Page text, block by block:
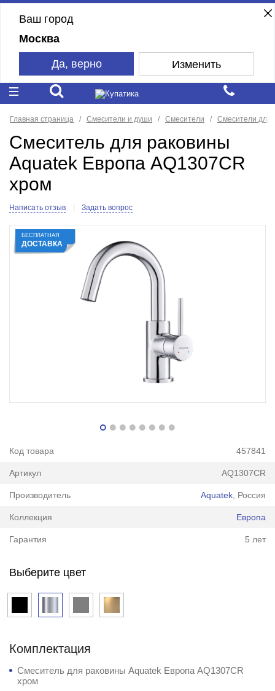
Ваш город
Москва
Да, верно Изменить
Главная страница Смесители и души Смесители Смесители для
Смеситель для раковины
Aquatek Европа AQ1307CR
хром
Написать отзыв Задать вопрос
БЕСПЛАТНАЯ
ДОСТАВКА
Код товара 457841
Артикул AQ1307CR
Производитель Aquatek , Россия
Коллекция Европа
Гарантия 5 лет
Выберите цвет
Комплектация
Смеситель для раковины Aquatek Европа AQ1307CR
хром